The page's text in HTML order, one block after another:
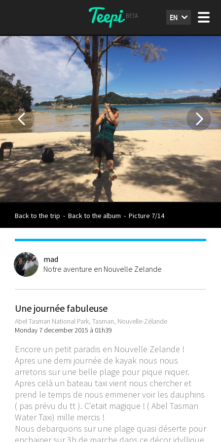
EN
Back to the trip - Back to the album - Picture 7/14
mad
Notre aventure en Nouvelle Zelande
Une journée fabuleuse
Abel Tasman National Park, Tasman, Nouvelle-Zélande
Monday 7 december 2015 à 01h39
Encore un petit paradis en Nouvelle Zelande !
Apres une demi journée de kayak nous nous
arretons sur une belle plage pour pique niquer.
Apres celà un bateau taxi vient nous chercher et
prend le temps de nous emmener voir les dauphins
( pas prévu du tt ). C'etait magique ! ( Abel Tasman
Water Taxi) mille mercis !
Nous debarquons sur une plage quasi déserte pour